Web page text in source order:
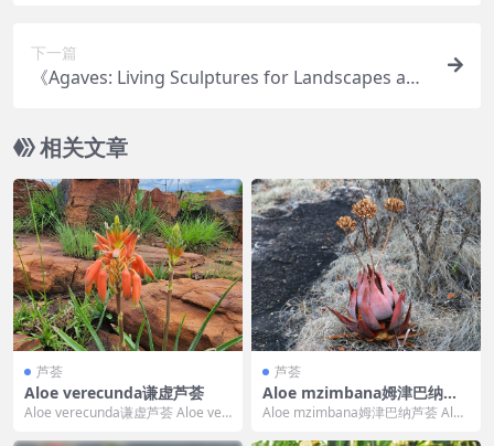
下一篇
《Agaves: Living Sculptures for Landscapes and
相关文章
芦荟
Aloe verecunda谦虚芦荟
Aloe verecunda谦虚芦荟 Aloe ver
芦荟
Aloe mzimbana姆津巴纳芦
荟
Aloe mzimbana姆津巴纳芦荟 Aloe